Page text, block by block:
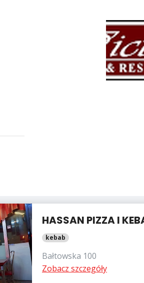
HASSAN PIZZA I
kebab
Bałtowska 100
Zobacz szczegóły